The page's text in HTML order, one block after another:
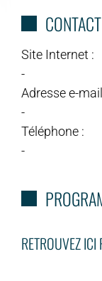
CONTACT
Site Internet :
-
Adresse e-
-
Téléphone :
-
RETROUVEZ